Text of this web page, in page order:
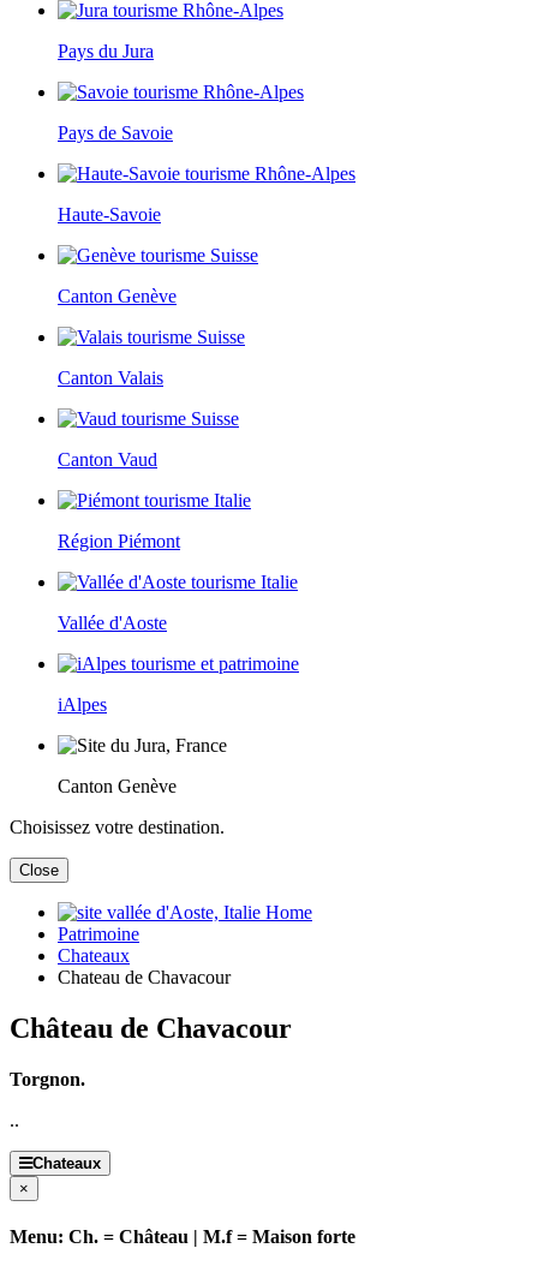
Pays du Jura
Pays de Savoie
Haute-Savoie
Canton Genève
Canton Valais
Canton Vaud
Région Piémont
Vallée d'Aoste
iAlpes
Canton Genève
Choisissez votre destination.
Close
Home
Patrimoine
Chateaux
Chateau de Chavacour
Château de Chavacour
Torgnon.
..
Chateaux
×
Menu: Ch. = Château | M.f = Maison forte